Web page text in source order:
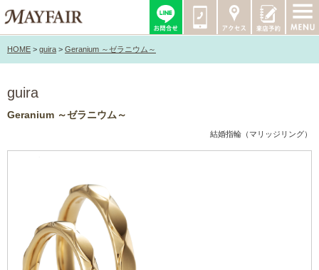
HOME > guira > Geranium ～ゼラニウム～
guira
Geranium ～ゼラニウム～
結婚指輪（マリッジリング）